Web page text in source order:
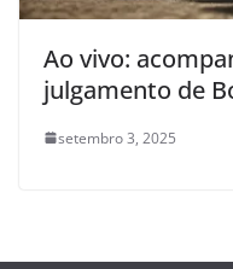
Ao vivo:
julgamento de
setembro 3, 2025